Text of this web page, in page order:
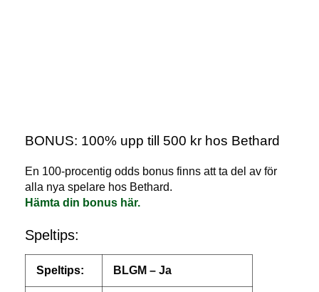
BONUS: 100% upp till 500 kr hos Bethard
En 100-procentig odds bonus finns att ta del av för
alla nya spelare hos Bethard.
Hämta din bonus här.
Speltips:
Speltips: BLGM – Ja